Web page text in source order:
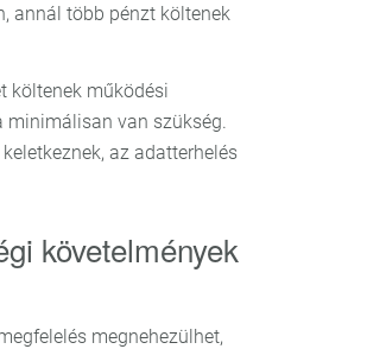
annál több pénzt költenek
költenek működési
minimálisan van szükség.
az adatterhelés
követelmények
megnehezülhet,